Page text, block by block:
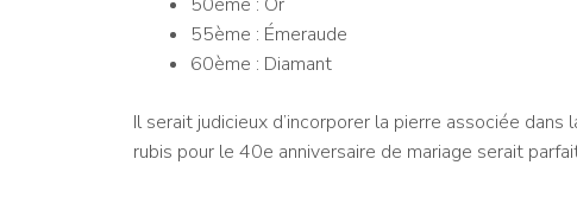
55ème : Émeraude
60ème : Diamant
Il serait judicieux d’incorporer la pierre associée
rubis pour le 40e anniversaire de mariage serait